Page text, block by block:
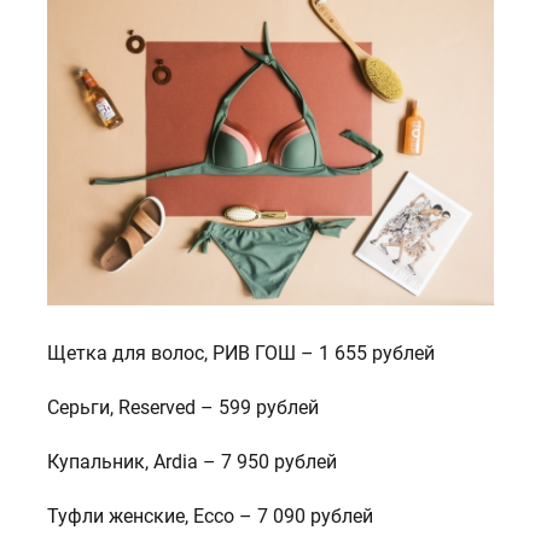
Щетка для волос, РИВ ГОШ – 1 655 рублей
Серьги, Reserved – 599 рублей
Купальник, Ardia – 7 950 рублей
Туфли женские, Ecco – 7 090 рублей